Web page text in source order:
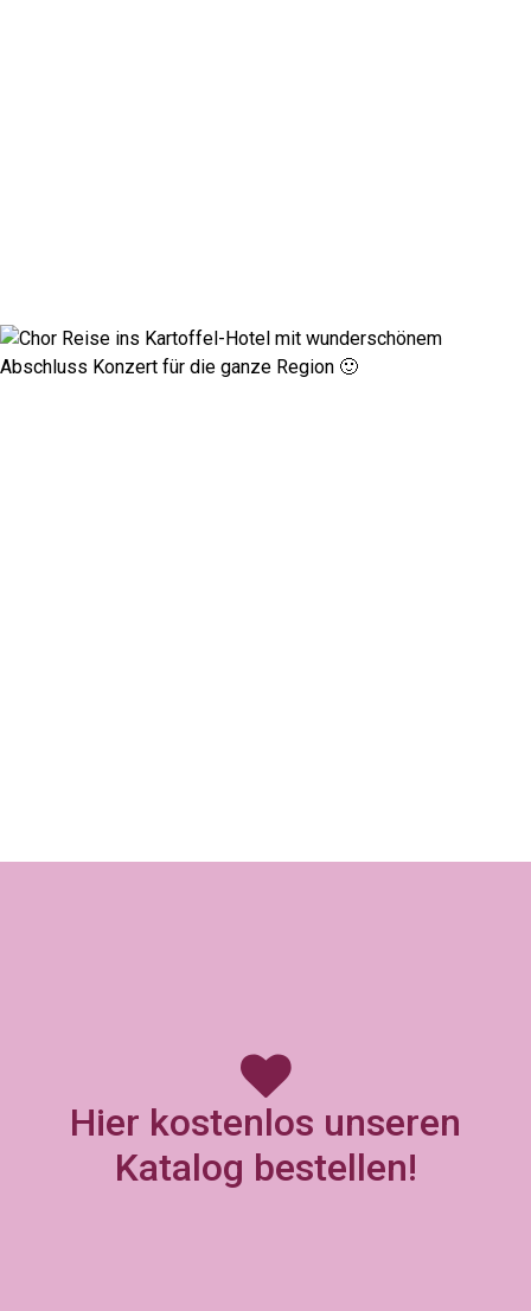
Hier kostenlos unseren
Katalog bestellen!